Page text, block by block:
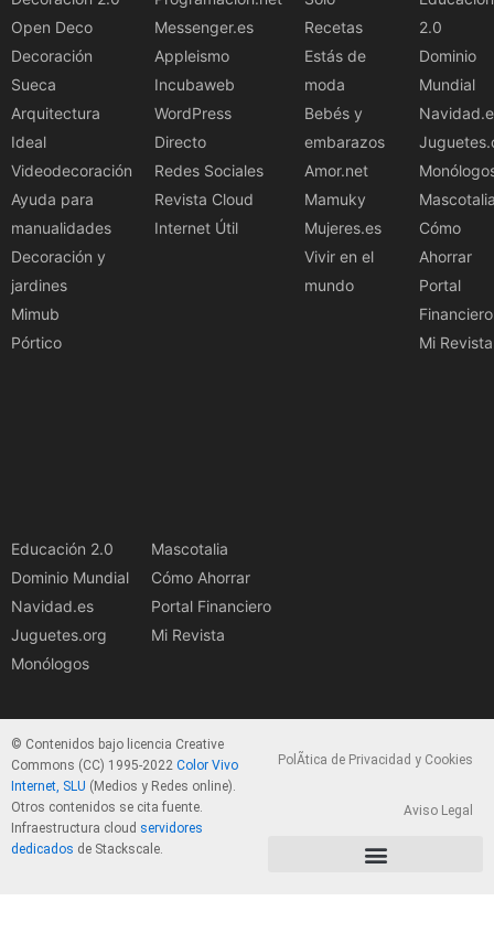
Open Deco
Decoración
Sueca
Arquitectura
Ideal
Videodecoración
Ayuda para
manualidades
Decoración y
jardines
Mimub
Pórtico
Messenger.es
Appleismo
Incubaweb
WordPress
Directo
Redes Sociales
Revista Cloud
Internet Útil
Recetas
Estás de
moda
Bebés y
embarazos
Amor.net
Mamuky
Mujeres.es
Vivir en el
mundo
2.0
Dominio
Mundial
Cómo
Ahorrar
Portal
Financiero
Mi Revista
Educación 2.0
Dominio Mundial
Navidad.es
Juguetes.org
Monólogos
Mascotalia
Cómo Ahorrar
Portal Financiero
Mi Revista
© Contenidos bajo licencia Creative
Commons (CC) 1995-2022 Color Vivo
Internet, SLU (Medios y Redes online).
Otros contenidos se cita fuente.
Infraestructura cloud servidores
dedicados de Stackscale.
PolÃ­tica de Privacidad y Cookies
Aviso Legal